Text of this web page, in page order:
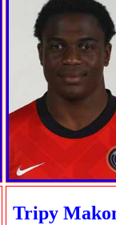
Tripy